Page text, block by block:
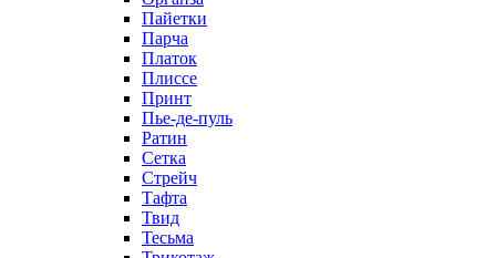
Пайетки
Парча
Платок
Плиссе
Принт
Пье-де-пуль
Ратин
Сетка
Стрейч
Тафта
Твид
Тесьма